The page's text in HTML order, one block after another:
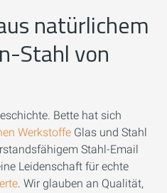
natürlichem
Stahl von
Bette hat sich
Werkstoffe Glas und Stahl
Stahl-Email
Leidenschaft für echte
. Wir glauben an Qualität,